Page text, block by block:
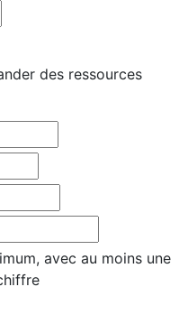
des ressources
avec au moins une